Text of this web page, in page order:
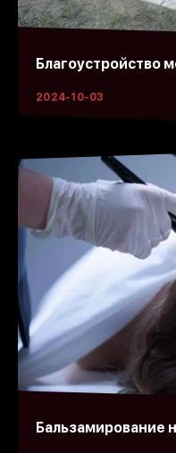
Благоустройство
2024-10-03
Бальзамирование